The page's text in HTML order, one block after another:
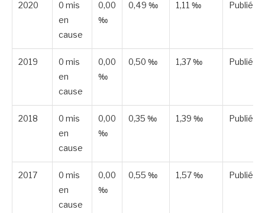
2020
0 mis
en
cause
0,00
‰
0,49 ‰ 1,11 ‰ Publiée
2019
0 mis
en
cause
0,00
‰
0,50 ‰ 1,37 ‰ Publiée
2018
0 mis
en
cause
0,00
‰
0,35 ‰ 1,39 ‰ Publiée
2017
0 mis
en
cause
0,00
‰
0,55 ‰ 1,57 ‰ Publiée